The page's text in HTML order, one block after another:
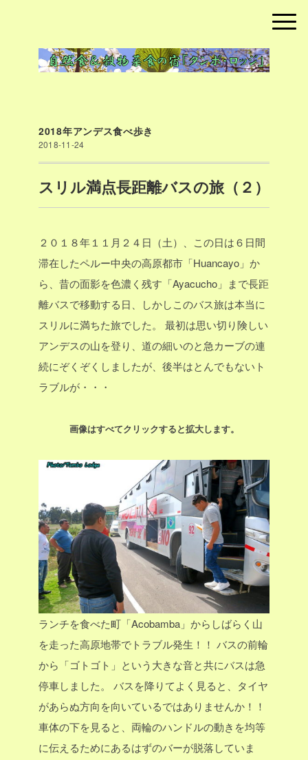
2018年アンデス食べ歩き
2018-11-24
スリル満点長距離バスの旅（２）
２０１８年１１月２４日（土）、この日は６日間
滞在したペルー中央の高原都市「Huancayo」か
ら、昔の面影を色濃く残す「Ayacucho」まで長距
離バスで移動する日、しかしこのバス旅は本当に
スリルに満ちた旅でした。
最初は思い切り険しい
アンデスの山を登り、道の細いのと急カーブの連
続にぞくぞくしましたが、後半はとんでもないト
ラブルが・・・
画像はすべてクリックすると拡大します。
ランチを食べた町「Acobamba」からしばらく山
を走った高原地帯でトラブル発生！！ バスの前輪
から「ゴトゴト」という大きな音と共にバスは急
停車しました。
バスを降りてよく見ると、タイヤ
があらぬ方向を向いているではありませんか！！
車体の下を見ると、両輪のハンドルの動きを均等
に伝えるためにあるはずのバーが脱落していま